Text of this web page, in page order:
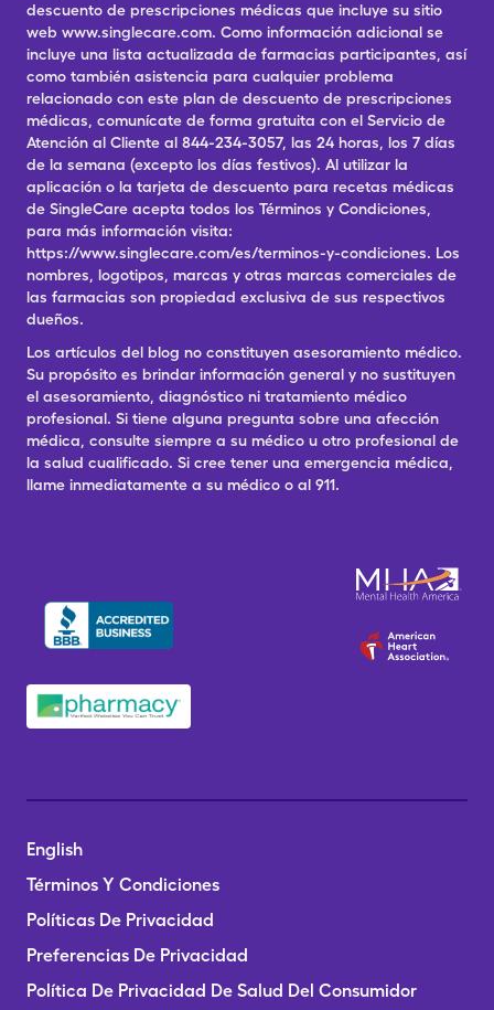
descuento de prescripciones médicas que incluye su sitio
web www.singlecare.com. Como información adicional se
incluye una lista actualizada de farmacias participantes, así
como también asistencia para cualquier problema
relacionado con este plan de descuento de prescripciones
médicas, comunícate de forma gratuita con el Servicio de
Atención al Cliente al 844-234-3057, las 24 horas, los 7 días
de la semana (excepto los días festivos). Al utilizar la
aplicación o la tarjeta de descuento para recetas médicas
de SingleCare acepta todos los Términos y Condiciones,
para más información visita:
https://www.singlecare.com/es/terminos-y-condiciones. Los
nombres, logotipos, marcas y otras marcas comerciales de
las farmacias son propiedad exclusiva de sus respectivos
dueños.
Los artículos del blog no constituyen asesoramiento médico.
Su propósito es brindar información general y no sustituyen
el asesoramiento, diagnóstico ni tratamiento médico
profesional. Si tiene alguna pregunta sobre una afección
médica, consulte siempre a su médico u otro profesional de
la salud cualificado. Si cree tener una emergencia médica,
llame inmediatamente a su médico o al 911.
English
Términos Y Condiciones
Políticas De Privacidad
Preferencias De Privacidad
Política De Privacidad De Salud Del Consumidor